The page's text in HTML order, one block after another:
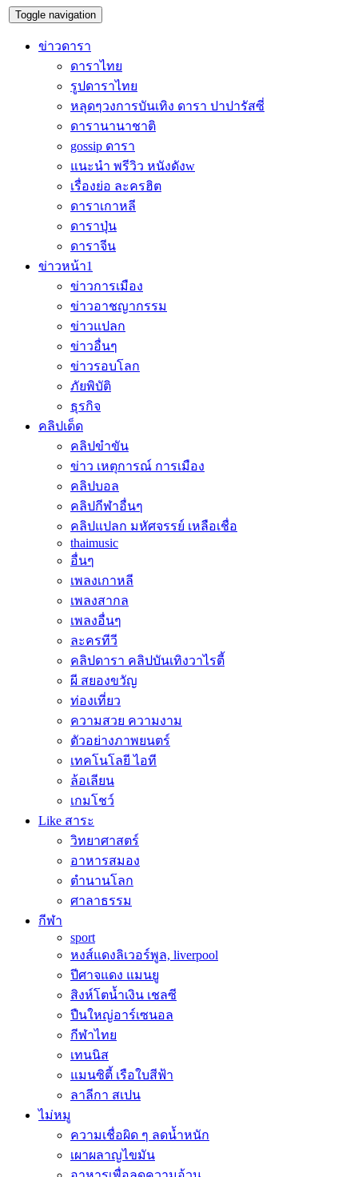
Toggle navigation
ข่าวดารา
ดาราไทย
รูปดาราไทย
หลุดๆวงการบันเทิง ดารา ปาปารัสซี่
ดารานานาชาติ
gossip ดารา
แนะนำ พรีวิว หนังดังw
เรื่องย่อ ละครฮิต
ดาราเกาหลี
ดาราปุ่น
ดาราจีน
ข่าวหน้า1
ข่าวการเมือง
ข่าวอาชญากรรม
ข่าวแปลก
ข่าวอื่นๆ
ข่าวรอบโลก
ภัยพิบัติ
ธุรกิจ
คลิปเด็ด
คลิปขำขัน
ข่าว เหตุการณ์ การเมือง
คลิปบอล
คลิปกีฬาอื่นๆ
คลิปแปลก มหัศจรรย์ เหลือเชื่อ
thaimusic
อื่นๆ
เพลงเกาหลี
เพลงสากล
เพลงอื่นๆ
ละครทีวี
คลิปดารา คลิปบันเทิงวาไรตี้
ผี สยองขวัญ
ท่องเที่ยว
ความสวย ความงาม
ตัวอย่างภาพยนตร์
เทคโนโลยี ไอที
ล้อเลียน
เกมโชว์
Like สาระ
วิทยาศาสตร์
อาหารสมอง
ตำนานโลก
ศาลาธรรม
กีฬา
sport
หงส์แดงลิเวอร์พูล, liverpool
ปีศาจแดง แมนยู
สิงห์โตน้ำเงิน เชลซี
ปืนใหญ่อาร์เซนอล
กีฬาไทย
เทนนิส
แมนซิตี้ เรือใบสีฟ้า
ลาลีกา สเปน
ไม่หมู
ความเชื่อผิด ๆ ลดน้ำหนัก
เผาผลาญไขมัน